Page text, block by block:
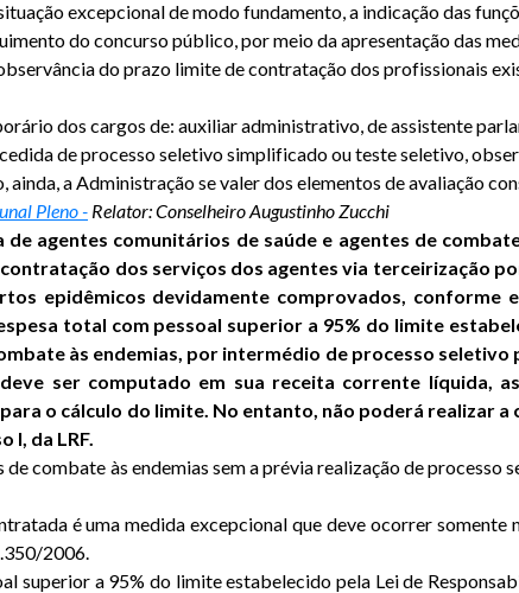
excepcional de modo fundamento, a indicação das
do concurso público, por meio da apresentação das
do prazo limite de contratação dos profissionais
dos cargos de: auxiliar administrativo, de assistente
de processo seletivo simplificado ou teste seletivo,
a Administração se valer dos elementos de avaliação
Pleno - Relator: Conselheiro Augustinho Zucchi
agentes comunitários de saúde e agentes de
dos serviços dos agentes via terceirização
epidêmicos devidamente comprovados, conforme
total com pessoal superior a 95% do limite
às endemias, por intermédio de processo
ser computado em sua receita corrente líquida,
o cálculo do limite. No entanto, não poderá realizar
I, da LRF.
combate às endemias sem a prévia realização de
é uma medida excepcional que deve ocorrer somente
2006.
a 95% do limite estabelecido pela Lei de